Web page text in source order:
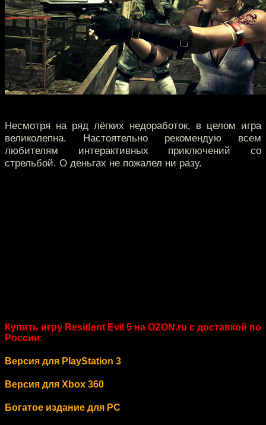
Несмотря на ряд лёгких недоработок, в целом игра
великолепна. Настоятельно рекомендую всем
любителям интерактивных приключений со
стрельбой. О деньгах не пожалел ни разу.
Купить игру Resident Evil 5 на OZON.ru с доставкой по
России:
Версия для PlayStation 3
Версия для Xbox 360
Богатое издание для PC